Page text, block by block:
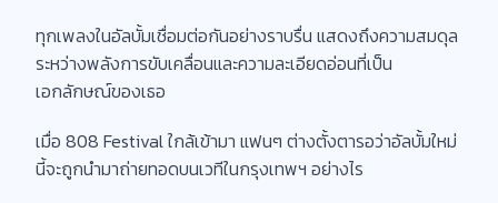
ทุกเพลงในอัลบั้มเชื่อมต่อกันอย่างราบรื่น แสดงถึงความสมดุล
ระหว่างพลังการขับเคลื่อนและความละเอียดอ่อนที่เป็น
เอกลักษณ์ของเธอ
เมื่อ 808 Festival ใกล้เข้ามา แฟนๆ ต่างตั้งตารอว่าอัลบั้มใหม่
นี้จะถูกนำมาถ่ายทอดบนเวทีในกรุงเทพฯ อย่างไร